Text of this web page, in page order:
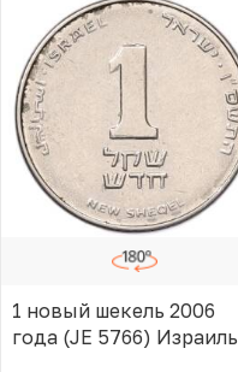
1 новый шекель 2006
года (JE 5766) Израиль